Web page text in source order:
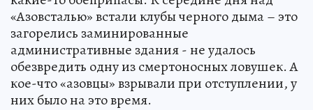
«Азовсталью» встали клубы черного дыма – это
загорелись заминированные
административные здания - не удалось
обезвредить одну из смертоносных ловушек. А
кое-что «азовцы» взрывали при отступлении, у
них было на это время.